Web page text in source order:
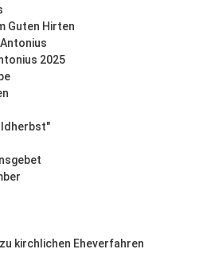
Guten Hirten
2025
kirchlichen Eheverfahren